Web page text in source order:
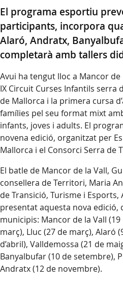
El programa esportiu
participants, incorpora
Alaró, Andratx,
completarà amb tallers
Avui ha tengut lloc a Mancor
IX Circuit Curses Infantils serra
de Mallorca i la primera cursa
famílies pel seu format mixt
infants, joves i adults. El
novena edició, organitzat per
Mallorca i el Consorci Serra de
El batle de Mancor de la Vall,
consellera de Territori, Maria
de Transició, Turisme i Esports,
presentat aquesta nova edició,
municipis: Mancor de la Vall
març), Lluc (27 de març), Alaró
d’abril), Valldemossa (21 de
Banyalbufar (10 de setembre),
Andratx (12 de novembre).